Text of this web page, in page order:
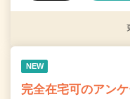
NEW
完全在宅可のアン